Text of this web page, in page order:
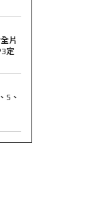
片
定
S、